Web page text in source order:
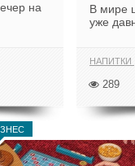
на
В мире
уже
НАПИТКИ
289